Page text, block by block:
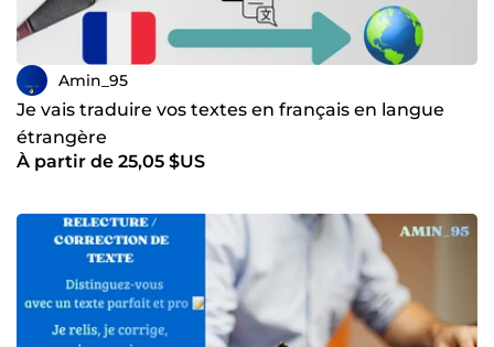
Amin_95
Je vais traduire vos textes en français en langue
étrangère
À partir de 25,05 $US